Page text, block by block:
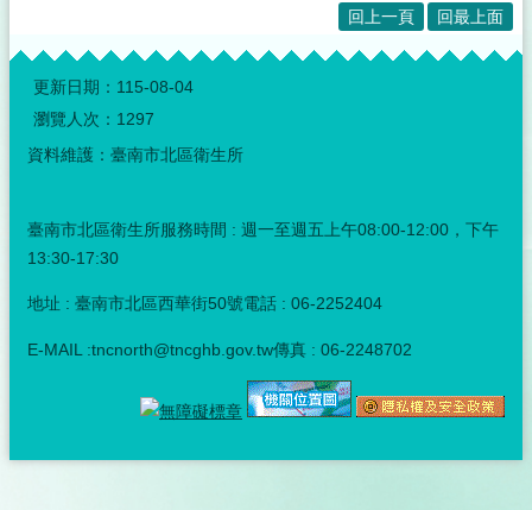
回上一頁 回最上面
:::
更新日期： 115-08-04
瀏覽人次： 1297
資料維護：臺南市北區衛生所
臺南市北區衛生所服務時間 : 週一至週五上午08:00-12:00，下午
13:30-17:30
地址 : 臺南市北區西華街50號電話 : 06-2252404
E-MAIL :tncnorth@tncghb.gov.tw傳真 : 06-2248702